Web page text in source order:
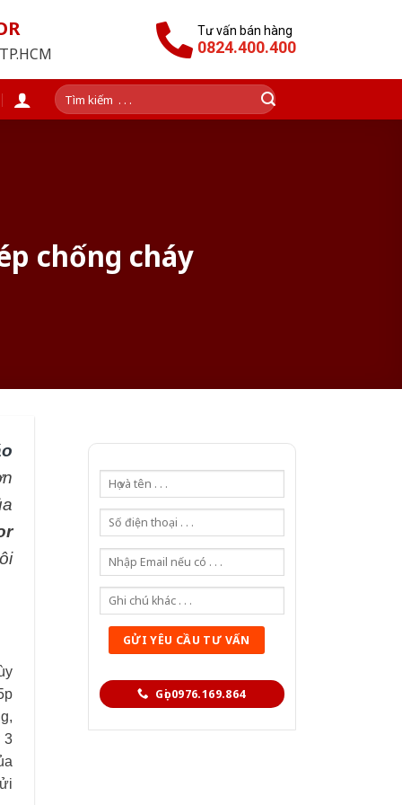
Tư vấn bán hàng
0824.400.400
Tìm
kiếm:
chống cháy
3
Gọi 0976.169.864